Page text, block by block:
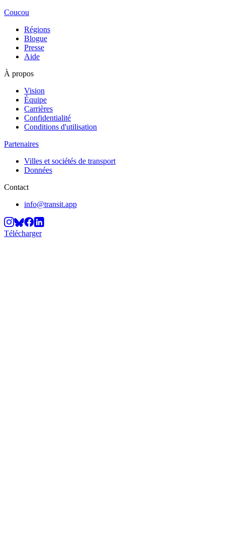
Coucou
Régions
Blogue
Presse
Aide
À propos
Vision
Équipe
Carrières
Confidentialité
Conditions d'utilisation
Partenaires
Villes et sociétés de transport
Données
Contact
info@transit.app
Télécharger